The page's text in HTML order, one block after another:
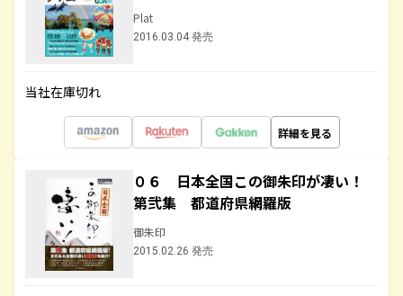
Plat
2016.03.04 発売
当社在庫切れ
詳細を見る
０６ 日本全国この御朱印が凄い！
第弐集 都道府県網羅版
御朱印
2015.02.26 発売